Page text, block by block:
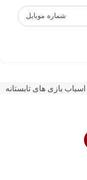
اسباب بازی های تابستانه